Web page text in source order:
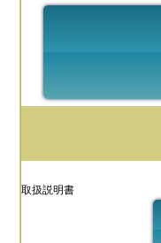
取扱説明書